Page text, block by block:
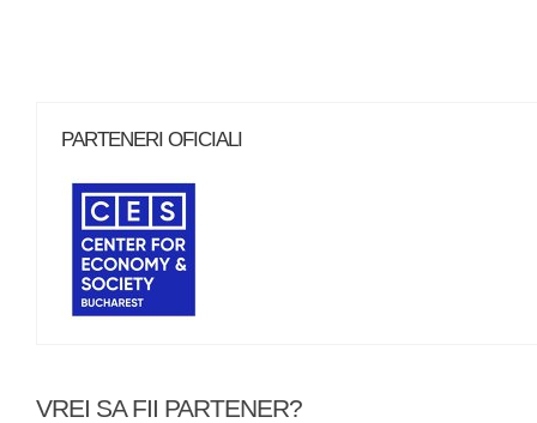
PARTENERI OFICIALI
VREI SA FII PARTENER?